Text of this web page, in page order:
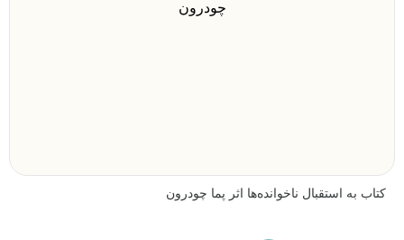
کتاب به استقبال ناخوانده‌ها اثر پما چودرون